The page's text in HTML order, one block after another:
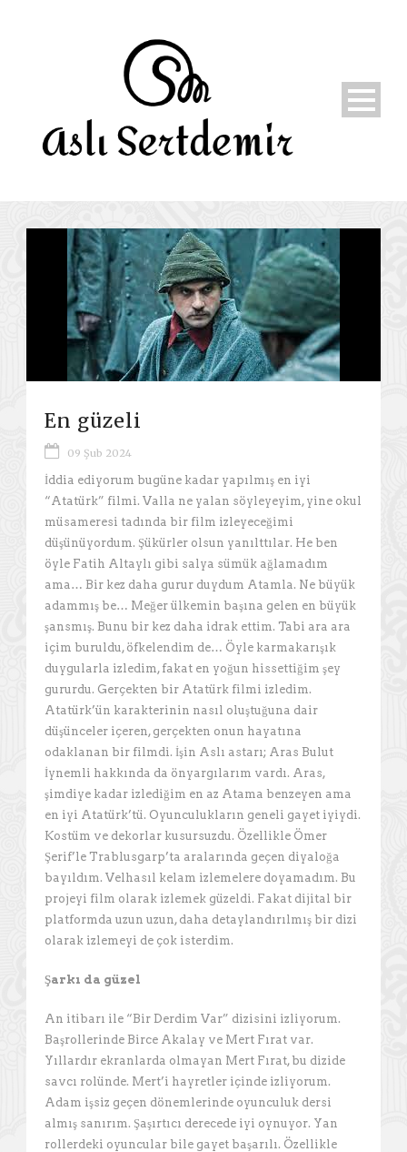
En güzeli
09 Şub 2024
İddia ediyorum bugüne kadar yapılmış en iyi
“Atatürk” filmi. Valla ne yalan söyleyeyim, yine okul
müsameresi tadında bir film izleyeceğimi
düşünüyordum. Şükürler olsun yanılttılar. He ben
öyle Fatih Altaylı gibi salya sümük ağlamadım
ama… Bir kez daha gurur duydum Atamla. Ne büyük
adammış be… Meğer ülkemin başına gelen en büyük
şansmış. Bunu bir kez daha idrak ettim. Tabi ara ara
içim buruldu, öfkelendim de… Öyle karmakarışık
duygularla izledim, fakat en yoğun hissettiğim şey
gururdu. Gerçekten bir Atatürk filmi izledim.
Atatürk’ün karakterinin nasıl oluştuğuna dair
düşünceler içeren, gerçekten onun hayatına
odaklanan bir filmdi. İşin Aslı astarı; Aras Bulut
İynemli hakkında da önyargılarım vardı. Aras,
şimdiye kadar izlediğim en az Atama benzeyen ama
en iyi Atatürk’tü. Oyunculukların geneli gayet iyiydi.
Kostüm ve dekorlar kusursuzdu. Özellikle Ömer
Şerif’le Trablusgarp’ta aralarında geçen diyaloğa
bayıldım. Velhasıl kelam izlemelere doyamadım. Bu
projeyi film olarak izlemek güzeldi. Fakat dijital bir
platformda uzun uzun, daha detaylandırılmış bir dizi
olarak izlemeyi de çok isterdim.
Şarkı da güzel
An itibarı ile “Bir Derdim Var” dizisini izliyorum.
Başrollerinde Birce Akalay ve Mert Fırat var.
Yıllardır ekranlarda olmayan Mert Fırat, bu dizide
savcı rolünde. Mert’i hayretler içinde izliyorum.
Adam işsiz geçen dönemlerinde oyunculuk dersi
almış sanırım. Şaşırtıcı derecede iyi oynuyor. Yan
rollerdeki oyuncular bile gayet başarılı. Özellikle